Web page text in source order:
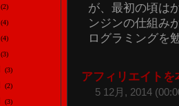
が、最初の頃は
ンジンの仕組み
ログラミングを
アフィリエイト
5 12月, 2014
(2)
(4)
(4)
(3)
(3)
(2)
(3)